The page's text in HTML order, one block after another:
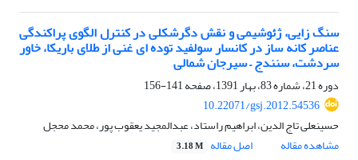
سنگ زایی، ژئوشیمی و نقش دگرشکلی در کنترل الگوی پراکندگی
عناصر کانه ساز در کانسار سولفید توده ای غنی از طلای باریکا، خاور
سردشت، سنندج – سیرجان شمالی
دوره 21، شماره 83، بهار 1391، صفحه
141-156
10.22071/gsj.2012.54536
حسینعلی تاج الدین، ابراهیم راستاد، عبدالمجید یعقوب پور، محمد محجل
مشاهده مقاله
اصل مقاله 3.18 M